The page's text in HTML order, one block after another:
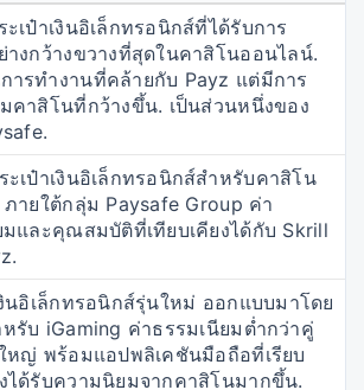
เป๋าเงินอิเล็กทรอนิกส์ที่ได้รับการ
างกว้างขวางที่สุดในคาสิโนออนไลน์.
ารทำงานที่คล้ายกับ Payz แต่มีการ
คาสิโนที่กว้างขึ้น. เป็นส่วนหนึ่งของ
ะเป๋าเงินอิเล็กทรอนิกส์สำหรับคาสิโน
ายใต้กลุ่ม Paysafe Group ค่า
มและคุณสมบัติที่เทียบเคียงได้กับ Skrill
งินอิเล็กทรอนิกส์รุ่นใหม่ ออกแบบมาโดย
หรับ iGaming ค่าธรรมเนียมต่ำกว่าคู่
หญ่ พร้อมแอปพลิเคชันมือถือที่เรียบ
ได้รับความนิยมจากคาสิโนมากขึ้น.